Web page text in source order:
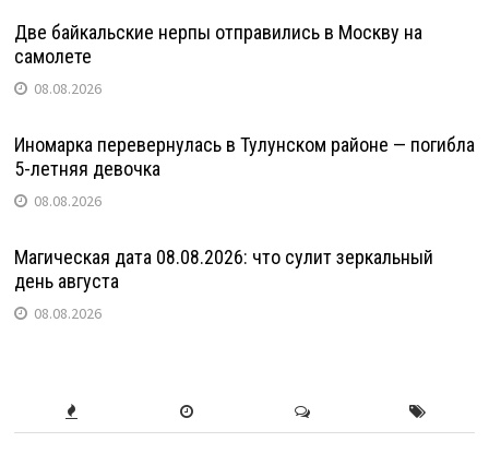
Две байкальские нерпы отправились в Москву на
самолете
08.08.2026
Иномарка перевернулась в Тулунском районе — погибла
5-летняя девочка
08.08.2026
Магическая дата 08.08.2026: что сулит зеркальный
день августа
08.08.2026